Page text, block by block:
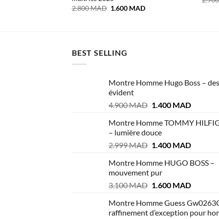
2.800MAD Le
1.600 MADLe
BEST SELLING
Montre Homme Hugo Boss –
évident
4.900MAD Le
initial
était :
4.900 MAD.
1.400 MADLe
actuel
1.400
Montre Homme TOMMY
– lumière douce
2.999MAD Le
initial
était :
2.999 MAD.
1.400 MADLe
actuel
1.400
Montre Homme HUGO BOSS –
mouvement pur
3.100MAD Le
initial
était :
1.600 MADLe
actuel
est :
Montre Homme Guess
raffinement d’exception pour